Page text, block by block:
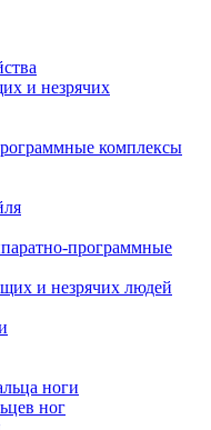
и незрячих
комплексы
программные
и незрячих людей
ноги
ног